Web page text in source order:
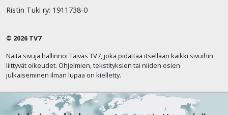
Ristin Tuki ry: 1911738-0
© 2026 TV7
Näitä sivuja hallinnoi Taivas TV7, joka pidättää itsellään kaikki sivuihin
liittyvät oikeudet. Ohjelmien, tekstityksien tai niiden osien
julkaiseminen ilman lupaa on kielletty.